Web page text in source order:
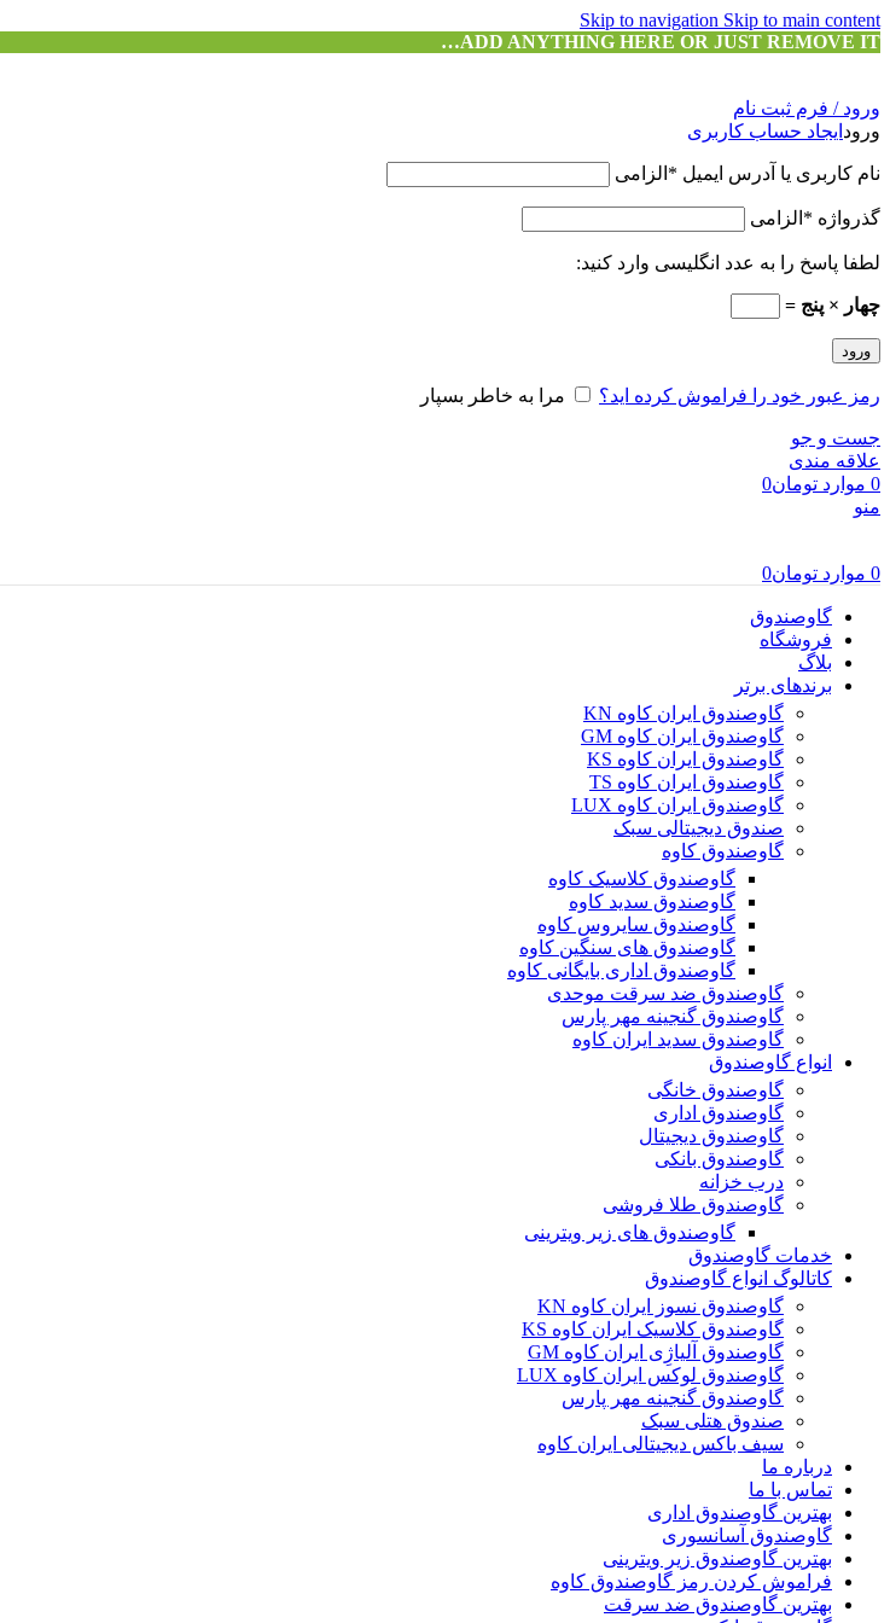
Skip to navigation Skip to main content
ADD ANYTHING HERE OR JUST REMOVE IT…
ورود / فرم ثبت نام
ورود ایجاد حساب کاربری
نام کاربری یا آدرس ایمیل * الزامی
گذرواژه * الزامی
لطفا پاسخ را به عدد انگلیسی وارد کنید:
چهار × پنج =
ورود
رمز عبور خود را فراموش کرده اید؟ مرا به خاطر بسپار
جست و جو
علاقه مندی
0 موارد تومان0
منو
0 موارد تومان0
گاوصندوق
فروشگاه
بلاگ
برندهای برتر
گاوصندوق ایران کاوه KN
گاوصندوق ایران کاوه GM
گاوصندوق ایران کاوه KS
گاوصندوق ایران کاوه TS
گاوصندوق ایران کاوه LUX
صندوق دیجیتالی سبک
گاوصندوق کاوه
گاوصندوق کلاسیک کاوه
گاوصندوق سدید کاوه
گاوصندوق سایروس کاوه
گاوصندوق های سنگین کاوه
گاوصندوق اداری بایگانی کاوه
گاوصندوق ضد سرقت موحدی
گاوصندوق گنجینه مهر پارس
گاوصندوق سدید ایران کاوه
انواع گاوصندوق
گاوصندوق خانگی
گاوصندوق اداری
گاوصندوق دیجیتال
گاوصندوق بانکی
درب خزانه
گاوصندوق طلا فروشی
گاوصندوق های زیر ویترینی
خدمات گاوصندوق
کاتالوگ انواع گاوصندوق
گاوصندوق نسوز ایران کاوه KN
گاوصندوق کلاسیک ایران کاوه KS
گاوصندوق آلیاژِی ایران کاوه GM
گاوصندوق لوکس ایران کاوه LUX
گاوصندوق گنجینه مهر پارس
صندوق هتلی سبک
سیف باکس دیجیتالی ایران کاوه
درباره ما
تماس با ما
بهترین گاوصندوق اداری
گاوصندوق آسانسوری
بهترین گاوصندوق زیر ویترینی
فراموش کردن رمز گاوصندوق کاوه
بهترین گاوصندوق ضد سرقت